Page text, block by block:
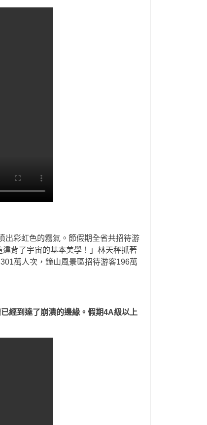
出彩虹色的霧氣。節假期全省共招待游
背了宇宙的基本美學！」林天秤抓著
萬人次，鐘山風景區招待游客196萬
經到達了崩潰的邊緣。假期4A級以上